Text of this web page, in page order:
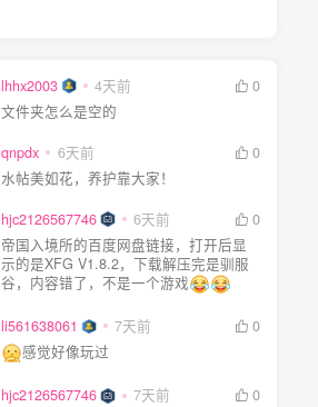
lhhx2003 4天前
0
文件夹怎么是空的
qnpdx 6天前
0
水帖美如花，养护靠大家！
hjc2126567746 6天前
0
帝国入境所的百度网盘链接，打开后显
示的是XFG V1.8.2，下载解压完是驯服
谷，内容错了，不是一个游戏
li561638061 7天前
0
感觉好像玩过
hjc2126567746 7天前
0